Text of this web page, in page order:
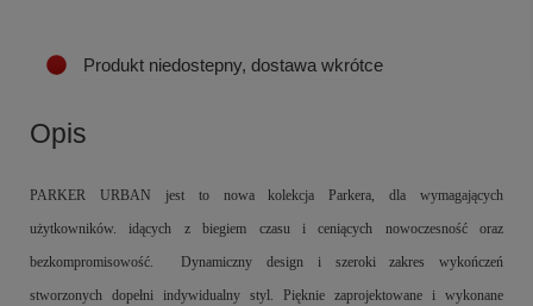
Produkt niedostepny, dostawa wkrótce
Opis
PARKER URBAN jest to nowa kolekcja Parkera, dla wymagających
użytkowników. idących z biegiem czasu i ceniących nowoczesność oraz
bezkompromisowość. Dynamiczny design i szeroki zakres wykończeń
stworzonych dopełni indywidualny styl. Pięknie zaprojektowane i wykonane